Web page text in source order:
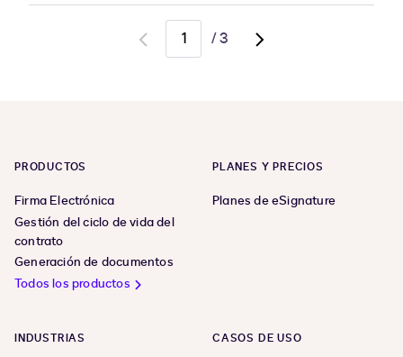
Go
/3
Go
PRODUCTOS
Firma Electrónica
Gestión del ciclo de vida del
contrato
Generación de documentos
Todos los productos
PLANES Y PRECIOS
Planes de eSignature
INDUSTRIAS CASOS DE USO